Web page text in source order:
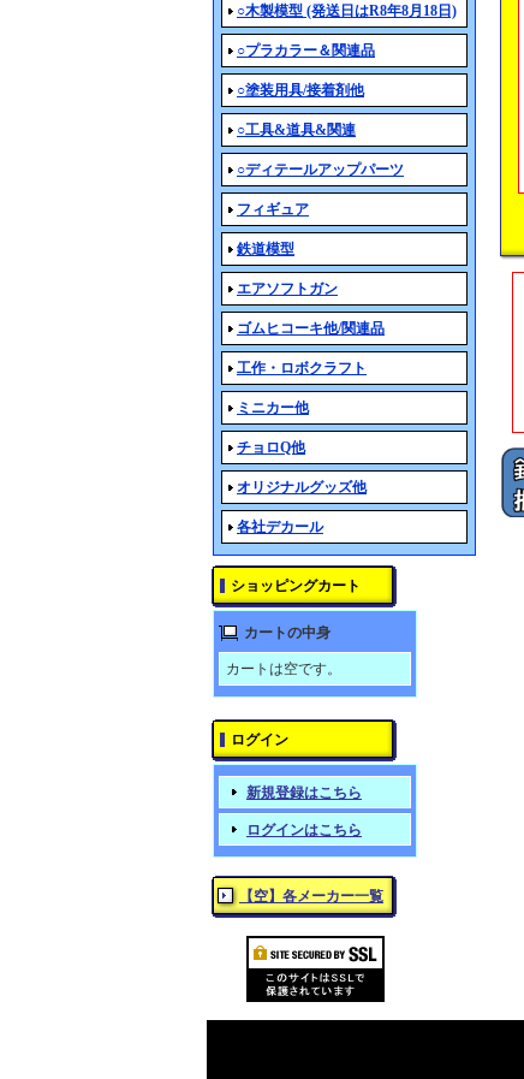
○木製模型 (発送日はR8年8月18日)
○プラカラー＆関連品
○塗装用具/接着剤他
○工具&道具&関連
○ディテールアップパーツ
フィギュア
鉄道模型
エアソフトガン
ゴムヒコーキ他/関連品
工作・ロボクラフト
ミニカー他
チョロQ他
オリジナルグッズ他
各社デカール
ショッピングカート
カートの中身
カートは空です。
ログイン
新規登録はこちら
ログインはこちら
【空】各メーカー一覧